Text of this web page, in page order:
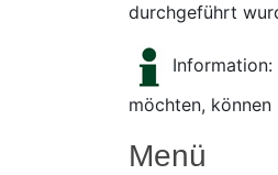
durchgeführt
Information:
möchten,
Menü